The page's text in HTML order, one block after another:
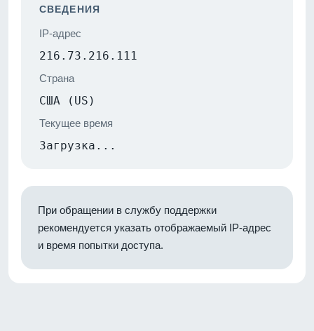
СВЕДЕНИЯ
IP-адрес
216.73.216.111
Страна
США (US)
Текущее время
Загрузка...
При обращении в службу поддержки
рекомендуется указать отображаемый IP-адрес
и время попытки доступа.